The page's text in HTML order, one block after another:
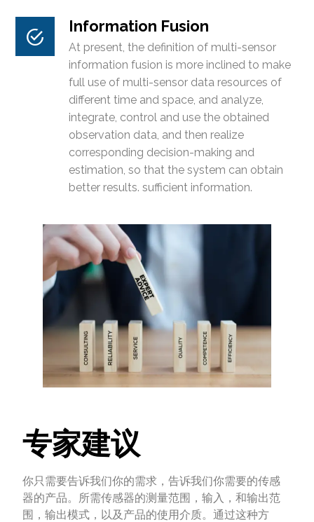
Information Fusion
At present, the definition of multi-sensor
information fusion is more inclined to make
full use of multi-sensor data resources of
different time and space, and analyze,
integrate, control and use the obtained
observation data, and then realize
corresponding decision-making and
estimation, so that the system can obtain
better results. sufficient information.
专家建议
你只需要告诉我们你的需求，告诉我们你需要的传感
器的产品。所需传感器的测量范围，输入，和输出范
围，输出模式，以及产品的使用介质。通过这种方